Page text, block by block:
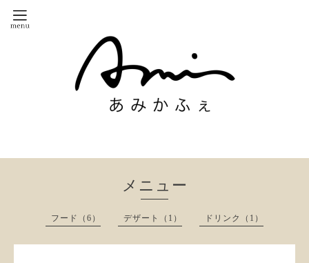
メニュー
フード（6） デザート（1） ドリンク（1）